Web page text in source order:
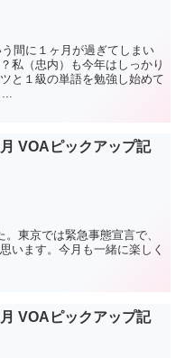
間に１ヶ月が過ぎてしまい
私（忠内）も今年はしっかり
と１級の単語を勉強し始めて
VOAピックアップ記
東京では緊急事態宣言で、
います。今月も一緒に楽しく
VOAピックアップ記